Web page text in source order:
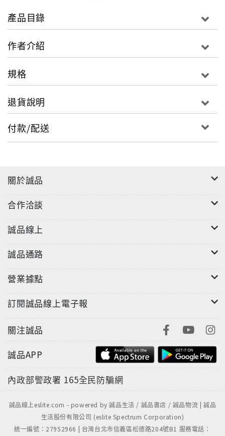
reading），並以這樣的解構方式閱讀這本書。
產品目錄
作者介紹
規格
退貨說明
付款/配送
關於誠品
合作洽談
誠品線上
誠品通路
營業據點
訂閱誠品線上電子報
關注誠品
誠品APP
內政部警政署 165全民防騙網
誠品線上eslite.com - powered by 誠品生活 / 誠品書店 / 誠品物流 | 誠品
生活股份有限公司 (eslite Spectrum Corporation)
統一編號：27952966 | 台灣台北市信義區松德路204號B1 服務電話：